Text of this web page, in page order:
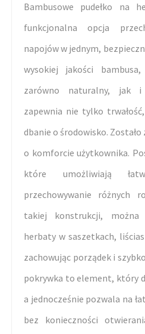
Bambusowe pudełko na
funkcjonalna opcja
napojów w jednym,
wysokiej jakości
zarówno naturalny, jak i
zapewnia nie tylko
dbanie o środowisko.
o komforcie użytkownika.
które umożliwiają
przechowywanie różnych
takiej konstrukcji, można
herbaty w saszetkach,
zachowując porządek i
pokrywka to element, który
a jednocześnie pozwala na
bez konieczności